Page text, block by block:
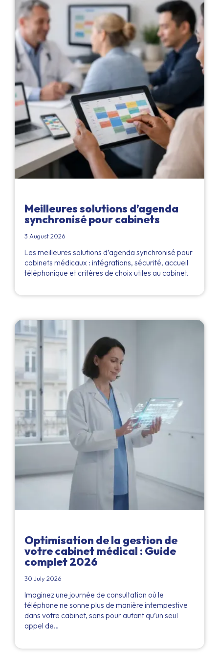
Meilleures solutions d’agenda
synchronisé pour cabinets
3 August 2026
Les meilleures solutions d’agenda synchronisé pour
cabinets médicaux : intégrations, sécurité, accueil
téléphonique et critères de choix utiles au cabinet.
Optimisation de la gestion de
votre cabinet médical : Guide
complet 2026
30 July 2026
Imaginez une journée de consultation où le
téléphone ne sonne plus de manière intempestive
dans votre cabinet, sans pour autant qu’un seul
appel de…